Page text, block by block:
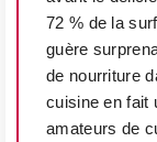
72 % de la
guère
de nourriture
cuisine en fait
amateurs de